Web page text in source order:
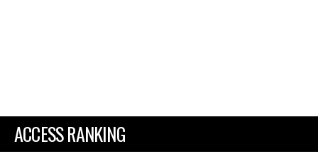
ACCESS RANKING